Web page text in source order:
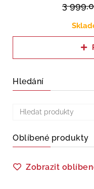
3
Hledání
Oblíbené produkty
Zobrazit